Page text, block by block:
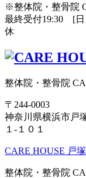
※整体院・整骨院
最終受付19:30 [日
休
整体院・整骨院
〒244-0003
神奈川県横浜市戸
１-１０１
CARE HOUSE 戸
整体院・整骨院